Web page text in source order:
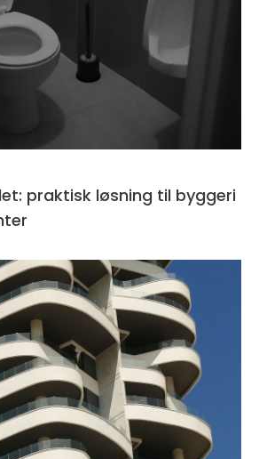
praktisk løsning til byggeri